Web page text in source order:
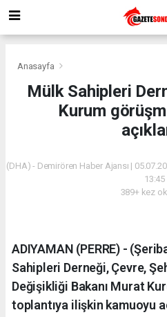
Anasayfa
Mülk Sahipleri
Kurum
(DHA) - Demirören Haber Ajansı |
13:45
389+ kez
ADIYAMAN (PERRE) -
Sahipleri Derneği, Çevre,
Değişikliği Bakanı Murat
toplantıya ilişkin kamuoyu